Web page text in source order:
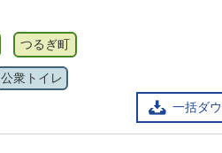
一括ダ
つるぎ町
公衆トイレ